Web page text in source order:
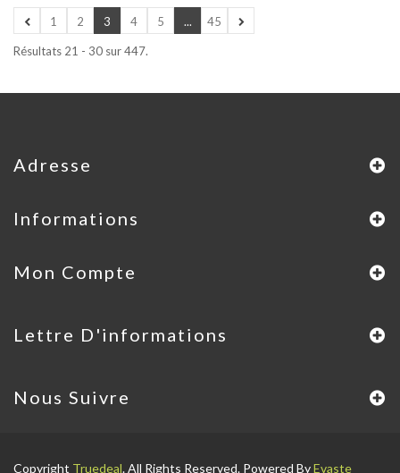
1 2 3 4 5 ... 45
Résultats 21 - 30 sur 447.
Adresse
Informations
Mon Compte
Lettre D'informations
Nous Suivre
Copyright Truedeal. All Rights Reserved. Powered ByEvaste